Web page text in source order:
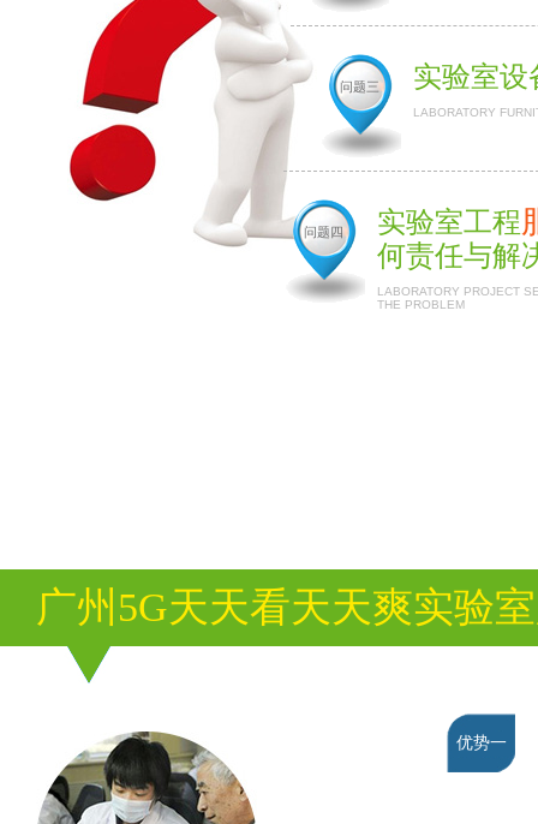
问题三 实验室设
LABORATORY
问题四 实验室工程
何责任与解
LABORATORY PROJECT
THE PROBLEM
广州5G天天看天天爽实验
优势一